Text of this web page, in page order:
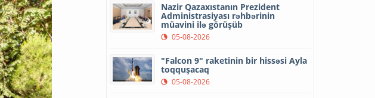
Nazir Qazaxıstanın Prezident
Administrasiyası rəhbərinin
müavini ilə görüşüb
05-08-2026
"Falcon 9" raketinin bir hissəsi Ayla
toqquşacaq
05-08-2026